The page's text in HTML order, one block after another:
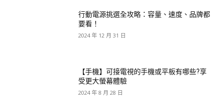
行動電源挑選全攻略：容量、速度、品牌都
要看！
2024 年 12 月 31 日
【手機】可接電視的手機或平板有哪些?享
受更大螢幕體驗
2024 年 8 月 28 日